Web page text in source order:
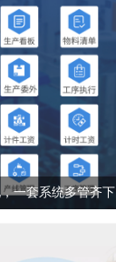
一套系统多管齐下